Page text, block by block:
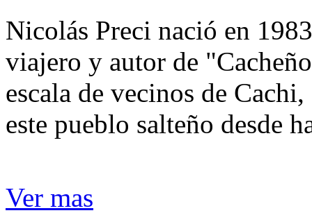
Nicolás Preci nació en
viajero y autor de
escala de vecinos de
este pueblo salteño desde
Ver mas